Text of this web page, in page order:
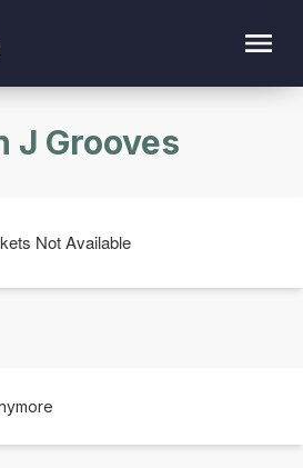
J Grooves
Not Available